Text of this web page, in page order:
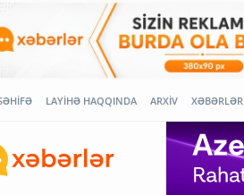
LAYİHƏ HAQQINDA ARXİV XƏBƏRLƏR